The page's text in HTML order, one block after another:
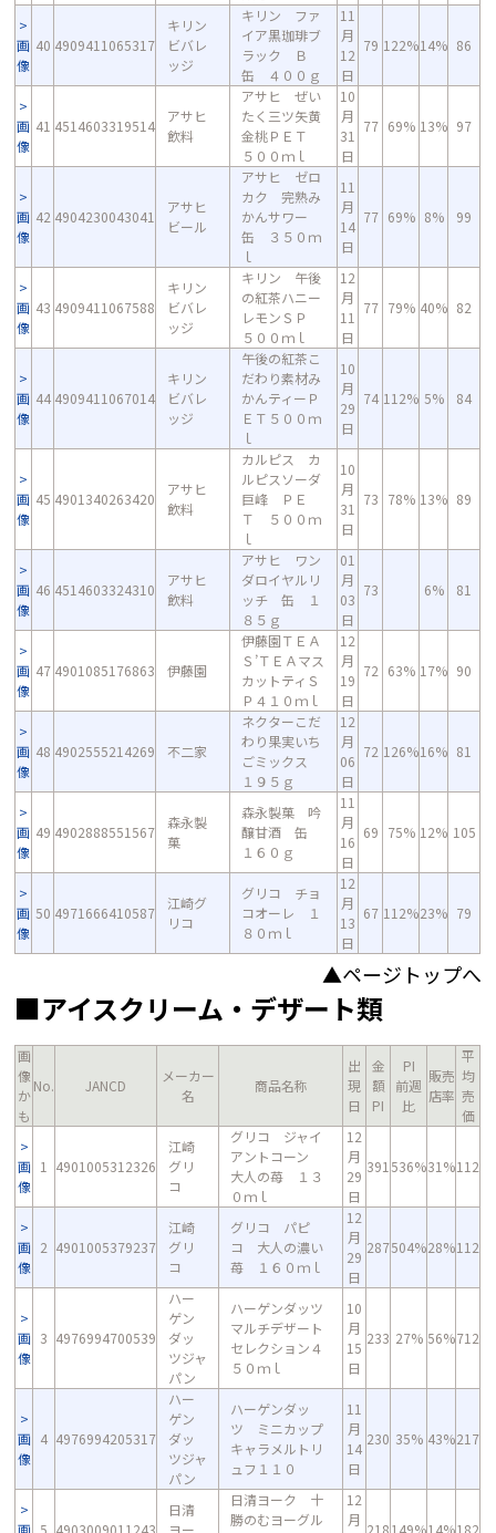
画
像
40 4909411065317
キリン
ビバレ
ッジ
キリン ファ
イア黒珈琲ブ
ラック Ｂ
缶 ４００ｇ
11
月
12
日
79 122%14% 86
画
像
41 4514603319514
アサヒ
飲料
アサヒ ぜい
たく三ツ矢黄
金桃ＰＥＴ
５００ｍｌ
10
月
31
日
77 69% 13% 97
画
像
42 4904230043041
アサヒ
ビール
アサヒ ゼロ
カク 完熟み
かんサワー
缶 ３５０ｍ
ｌ
11
月
14
日
77 69% 8% 99
画
像
43 4909411067588
キリン
ビバレ
ッジ
キリン 午後
の紅茶ハニー
レモンＳＰ
５００ｍｌ
12
月
11
日
77 79% 40% 82
画
像
44 4909411067014
キリン
ビバレ
ッジ
午後の紅茶こ
だわり素材み
かんティーＰ
ＥＴ５００ｍ
ｌ
10
月
29
日
74 112% 5% 84
画
像
45 4901340263420
アサヒ
飲料
カルピス カ
ルピスソーダ
巨峰 ＰＥ
Ｔ ５００ｍ
ｌ
10
月
31
日
73 78% 13% 89
画
像
46 4514603324310
アサヒ
飲料
アサヒ ワン
ダロイヤルリ
ッチ 缶 １
８５ｇ
01
月
03
日
73 6% 81
画
像
47 4901085176863 伊藤園
伊藤園ＴＥＡ
Ｓ’ＴＥＡマス
カットティＳ
Ｐ４１０ｍｌ
12
月
19
日
72 63% 17% 90
画
像
48 4902555214269 不二家
ネクターこだ
わり果実いち
ごミックス
１９５ｇ
12
月
06
日
72 126%16% 81
画
像
49 4902888551567
森永製
菓
森永製菓 吟
醸甘酒 缶
１６０ｇ
11
月
16
日
69 75% 12% 105
画
像
50 4971666410587
江崎グ
リコ
グリコ チョ
コオーレ １
８０ｍｌ
12
月
13
日
67 112%23% 79
▲ページトップへ
■アイスクリーム・デザート類
画
像
か
も
No. JANCD
メーカー
名
商品名称
出
現
日
金
額
PI
PI
前週
比
販売
店率
平
均
売
価
画
像
1 4901005312326
江崎
グリ
コ
グリコ ジャイ
アントコーン
大人の苺 １３
０ｍｌ
12
月
29
日
391 536%31%112
画
像
2 4901005379237
江崎
グリ
コ
グリコ パピ
コ 大人の濃い
苺 １６０ｍｌ
12
月
29
日
287504%28%112
画
像
3 4976994700539
ハー
ゲン
ダッ
ツジャ
パン
ハーゲンダッツ
マルチデザート
セレクション４
５０ｍｌ
10
月
15
日
233 27% 56%712
画
像
4 4976994205317
ハー
ゲン
ダッ
ツジャ
パン
ハーゲンダッ
ツ ミニカップ
キャラメルトリ
ュフ１１０
11
月
14
日
230 35% 43%217
画 5 4903009011243
日清
ヨー
日清ヨーク 十
勝のむヨーグル
12
月
218149%14%182